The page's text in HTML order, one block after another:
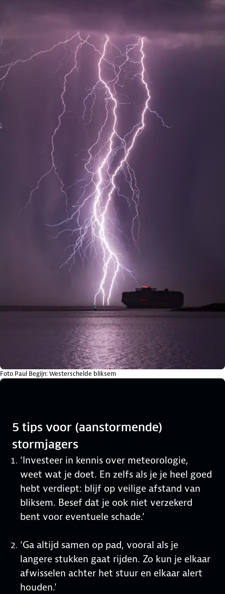
Foto Paul Begijn: Westerschelde bliksem
5 tips voor (aanstormende)
stormjagers
‘Investeer in kennis over meteorologie,
weet wat je doet. En zelfs als je je heel goed
hebt verdiept: blijf op veilige afstand van
bliksem. Besef dat je ook niet verzekerd
bent voor eventuele schade.’
‘Ga altijd samen op pad, vooral als je
langere stukken gaat rijden. Zo kun je elkaar
afwisselen achter het stuur en elkaar alert
houden.’